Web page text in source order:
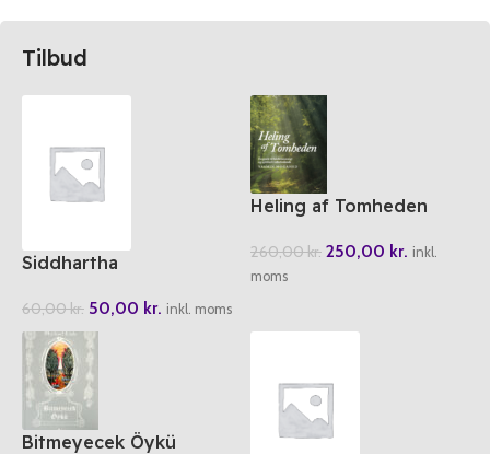
Tilbud
Siddhartha
60,00kr. 50,00 kr. inkl. moms
Heling af Tomheden
260,00kr. 250,00 kr. inkl.
moms
Bitmeyecek Öykü